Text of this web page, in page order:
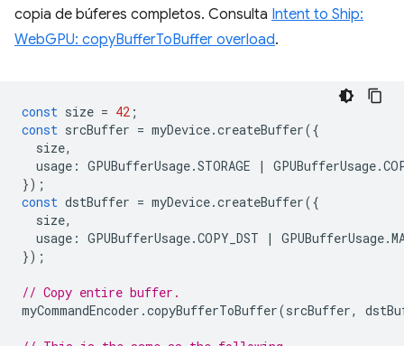
copia de búferes completos. Consulta Intent to Ship:
WebGPU: copyBufferToBuffer overload.
const size = 42 ;
const srcBuffer = myDevice.createBuffer({
size,
usage : GPUBufferUsage.STORAGE | GPUBufferUsage.
});
const dstBuffer = myDevice.createBuffer({
size,
usage : GPUBufferUsage.COPY_DST | GPUBufferUsage.
});
// Copy entire buffer.
myCommandEncoder .copyBufferToBuffer(srcBuffer,